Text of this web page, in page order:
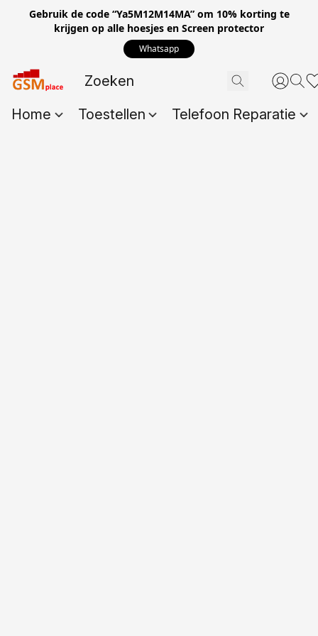
Gebruik de code “Ya5M12M14MA” om 10% korting te
krijgen op alle hoesjes en Screen protector
Whatsapp
Home Toestellen Telefoon Reparatie